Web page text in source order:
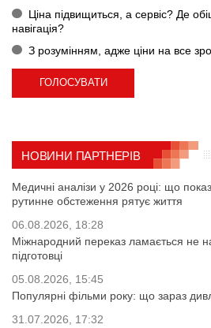
Ціна підвищиться, а сервіс? Де
навігація?
З розумінням, адже ціни на все
НОВИНИ ПАРТНЕРІВ
Медичні аналізи у 2026 році: що
рутинне обстеження рятує життя
06.08.2026, 18:28
Міжнародний переказ ламається не
підготовці
05.08.2026, 15:45
Популярні фільми року: що зараз
31.07.2026, 17:32